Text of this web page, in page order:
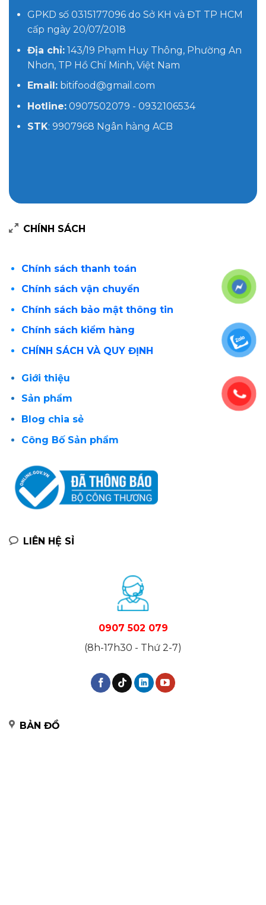
GPKD số 0315177096 do Sở KH và ĐT TP HCM
cấp ngày 20/07/2018
Địa chỉ:143/19 Phạm Huy Thông, Phường An
Nhơn, TP Hồ Chí Minh, Việt Nam
Email:bitifood@gmail.com
Hotline:0907502079 - 0932106534
STK: 9907968 Ngân hàng ACB
CHÍNH SÁCH
Chính sách thanh toán
Chính sách vận chuyển
Chính sách bảo mật thông tin
Chính sách kiểm hàng
CHÍNH SÁCH VÀ QUY ĐỊNH
Giới thiệu
Sản phẩm
Blog chia sẻ
Công Bố Sản phẩm
LIÊN HỆ SỈ
0907 502 079
(8h-17h30 - Thứ 2-7)
BẢN ĐỒ